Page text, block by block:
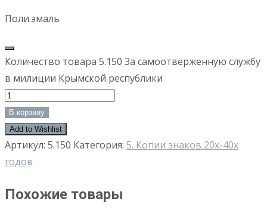
Поли.эмаль
Количество товара 5.150 За самоотверженную службу
в милиции Крымской республики
В корзину
Add to Wishlist
Артикул: 5.150 Категория: 5. Копии знаков 20х-40х
годов
Похожие товары